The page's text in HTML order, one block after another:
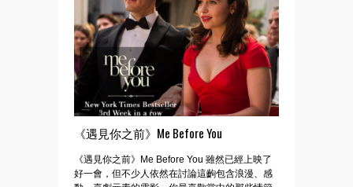
《遇見你之前》Me Before You
《遇見你之前》Me Before You 雖然已經上映了
好一會，但不少人依然在討論這齣包含浪漫、感